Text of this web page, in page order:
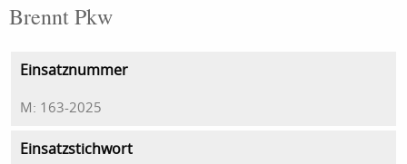
Brennt Pkw
Einsatznummer
M: 163-2025
Einsatzstichwort